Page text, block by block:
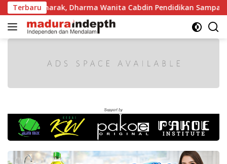
Langsung
ke
konten
Terbaru
Semarak, Dharma Wanita Cabdin Pendidikan Sampang